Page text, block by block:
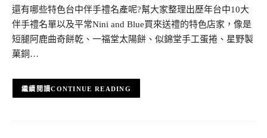
還有哪些特色台中伴手禮名產呢?幫大家整理出歷年台中10大
伴手禮名單以及平常Nini and Blue買來送禮的特色店家，像是
短腿阿鹿曲奇餅乾、一福堂太陽餅、似錦堂手工蛋捲、星野製
菓銅…
CONTINUE READING